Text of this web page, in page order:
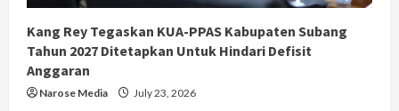
Kang Rey Tegaskan KUA-PPAS Kabupaten Subang
Tahun 2027 Ditetapkan Untuk Hindari Defisit
Anggaran
Narose Media July 23, 2026